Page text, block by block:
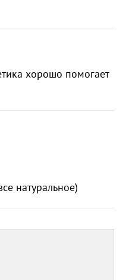
хорошо помогает
натуральное)